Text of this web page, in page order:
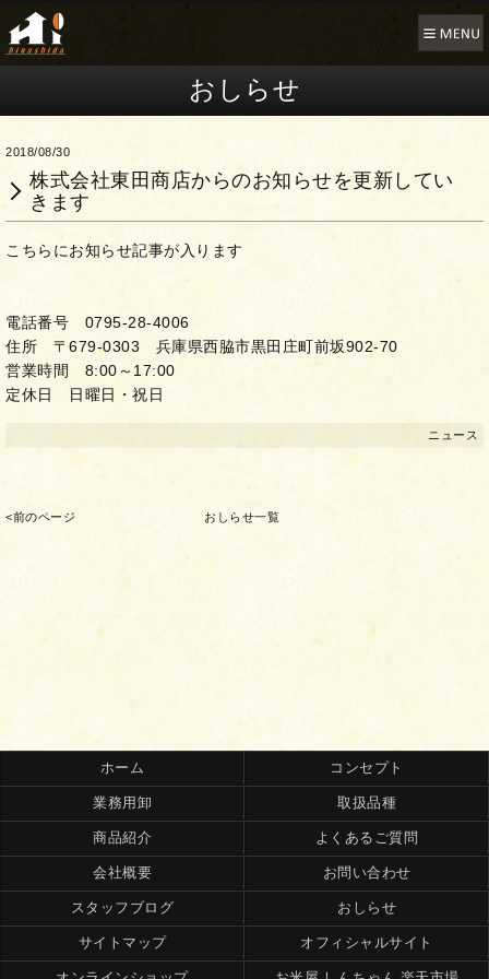
おしらせ
2018/08/30
株式会社東田商店からのお知らせを更新してい
きます
こちらにお知らせ記事が入ります
電話番号 0795-28-4006
住所 〒679-0303 兵庫県西脇市黒田庄町前坂902-70
営業時間 8:00～17:00
定休日 日曜日・祝日
ニュース
<前のページ おしらせ一覧
ホーム コンセプト
業務用卸 取扱品種
商品紹介 よくあるご質問
会社概要 お問い合わせ
スタッフブログ おしらせ
サイトマップ オフィシャルサイト